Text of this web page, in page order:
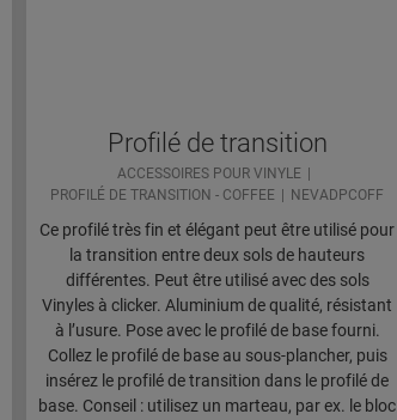
Profilé de transition
ACCESSOIRES POUR VINYLE
PROFILÉ DE TRANSITION - COFFEE
NEVADPCOFF
Ce profilé très fin et élégant peut être utilisé pour
la transition entre deux sols de hauteurs
différentes. Peut être utilisé avec des sols
Vinyles à clicker. Aluminium de qualité, résistant
à l’usure. Pose avec le profilé de base fourni.
Collez le profilé de base au sous-plancher, puis
insérez le profilé de transition dans le profilé de
base. Conseil : utilisez un marteau, par ex. le bloc